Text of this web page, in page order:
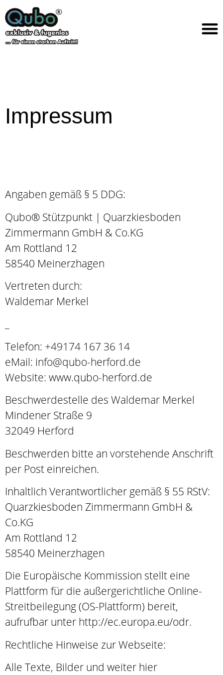
Impressum
Angaben gemäß § 5 DDG:
Qubo® Stützpunkt | Quarzkiesboden
Zimmermann GmbH & Co.KG
Am Rottland 12
58540 Meinerzhagen
Vertreten durch:
Waldemar Merkel
Telefon: +49174 167 36 14
eMail: info@qubo-herford.de
Website: www.qubo-herford.de
Beschwerdestelle des Waldemar Merkel
Mindener Straße 9
32049 Herford
Beschwerden bitte an vorstehende Anschrift
per Post einreichen.
Inhaltlich Verantwortlicher gemäß § 55 RStV:
Quarzkiesboden Zimmermann GmbH &
Co.KG
Am Rottland 12
58540 Meinerzhagen
Die Europäische Kommission stellt eine
Plattform für die außergerichtliche Online-
Streitbeilegung (OS-Plattform) bereit,
aufrufbar unter http://ec.europa.eu/odr.
Rechtliche Hinweise zur Webseite:
Alle Texte, Bilder und weiter hier